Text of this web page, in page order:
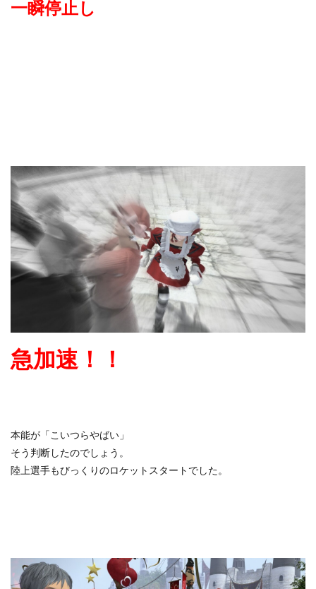
一瞬停止し
急加速！！
本能が「こいつらやばい」
そう判断したのでしょう。
陸上選手もびっくりのロケットスタートでした。